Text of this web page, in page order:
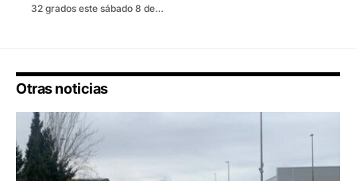
32 grados este sábado 8 de…
Otras noticias